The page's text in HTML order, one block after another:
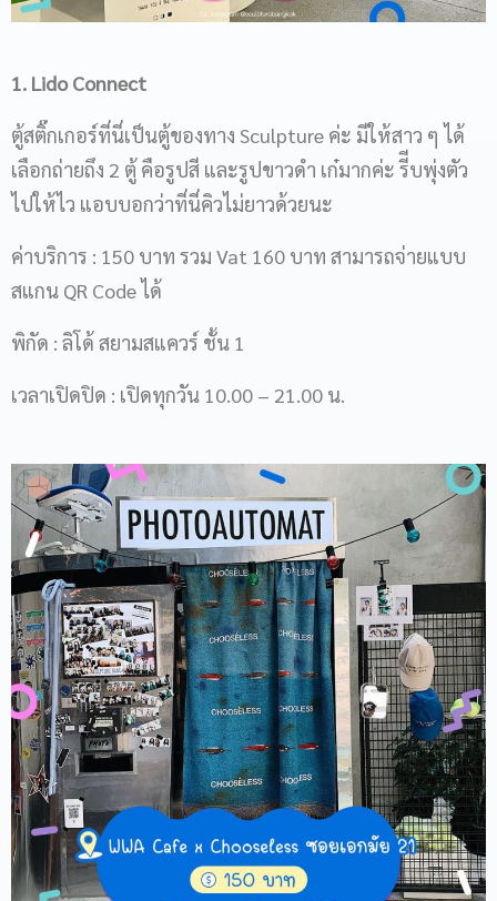
1. Lido Connect
ตู้สติ๊กเกอร์ที่นี่เป็นตู้ของทาง Sculpture ค่ะ มีให้สาว ๆ ได้
เลือกถ่ายถึง 2 ตู้ คือรูปสี และรูปขาวดำ เก๋มากค่ะ รีีบพุ่งตัว
ไปให้ไว แอบบอกว่าที่นี่คิวไม่ยาวด้วยนะ
ค่าบริการ : 150 บาท รวม Vat 160 บาท สามารถจ่ายแบบ
สแกน QR Code ได้
พิกัด : ลิโด้ สยามสแควร์ ชั้น 1
เวลาเปิดปิด : เปิดทุกวัน 10.00 – 21.00 น.